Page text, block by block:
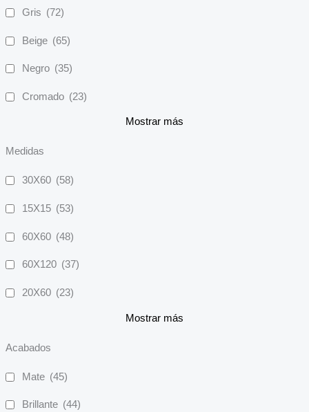
Gris (72)
Beige (65)
Negro (35)
Cromado (23)
Mostrar más
Medidas
30X60 (58)
15X15 (53)
60X60 (48)
60X120 (37)
20X60 (23)
Mostrar más
Acabados
Mate (45)
Brillante (44)